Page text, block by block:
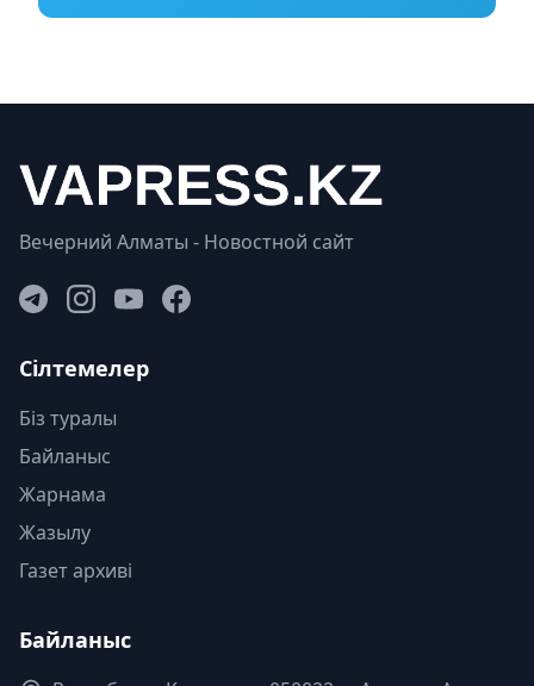
Вечерний Алматы - Новостной сайт
Сілтемелер
Біз туралы
Байланыс
Жарнама
Жазылу
Газет архиві
Байланыс